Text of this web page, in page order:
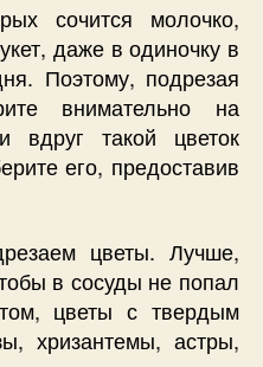
сочится молочко,
даже в одиночку в
Поэтому, подрезая
внимательно на
вдруг такой цветок
его, предоставив
цветы. Лучше,
в сосуды не попал
цветы с твердым
хризантемы, астры,